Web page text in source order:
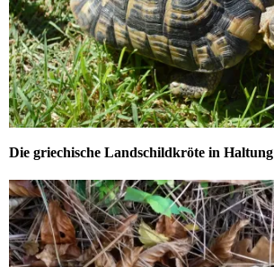
Die griechische Landschildkröte in Haltung